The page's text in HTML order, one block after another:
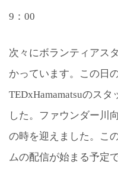
9：00
次々にボランティアス
かっています。この日
TEDxHamamatsuのス
した。ファウンダー川
の時を迎えました。こ
ムの配信が始まる予定で